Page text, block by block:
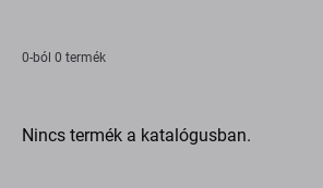
0-ból 0 termék
Nincs termék a katalógusban.